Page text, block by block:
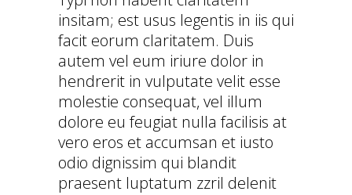
insitam; est usus legentis in iis qui
facit eorum claritatem. Duis
autem vel eum iriure dolor in
hendrerit in vulputate velit esse
molestie consequat, vel illum
dolore eu feugiat nulla facilisis at
vero eros et accumsan et iusto
odio dignissim qui blandit
praesent luptatum zzril delenit